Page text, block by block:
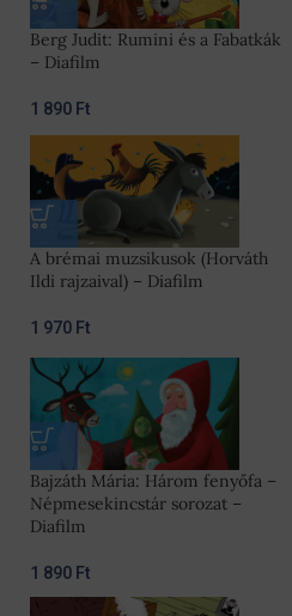
Berg Judit: Rumini és a Fabatkák
– Diafilm
1 890 Ft
A brémai muzsikusok (Horváth
Ildi rajzaival) – Diafilm
1 970 Ft
Bajzáth Mária: Három fenyőfa –
Népmesekincstár sorozat –
Diafilm
1 890 Ft